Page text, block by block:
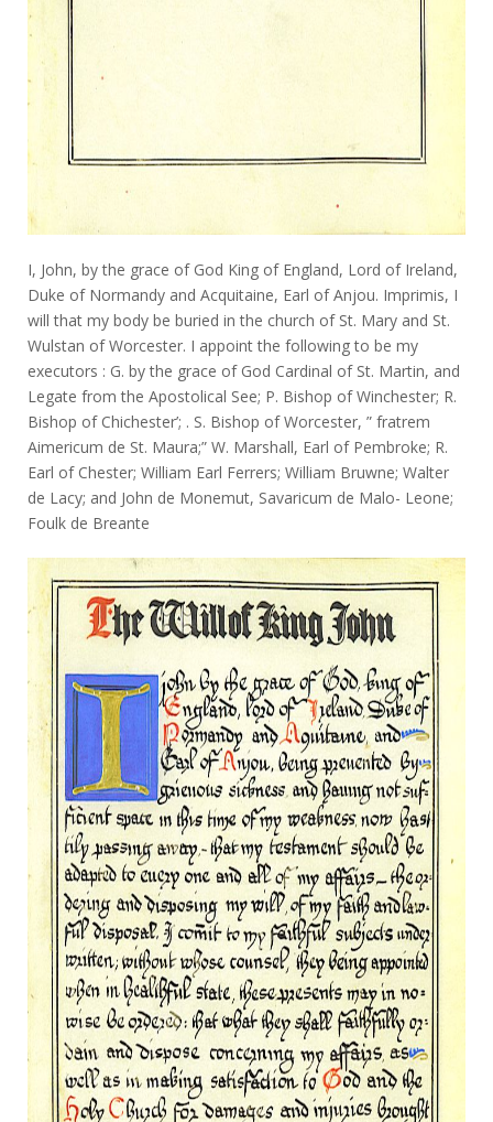
I, John, by the grace of God King of England, Lord of Ireland,
Duke of Normandy and Acquitaine, Earl of Anjou. Imprimis, I
will that my body be buried in the church of St. Mary and St.
Wulstan of Worcester. I appoint the following to be my
executors : G. by the grace of God Cardinal of St. Martin, and
Legate from the Apostolical See; P. Bishop of Winchester; R.
Bishop of Chichester’; . S. Bishop of Worcester, ” fratrem
Aimericum de St. Maura;” W. Marshall, Earl of Pembroke; R.
Earl of Chester; William Earl Ferrers; William Bruwne; Walter
de Lacy; and John de Monemut, Savaricum de Malo- Leone;
Foulk de Breante